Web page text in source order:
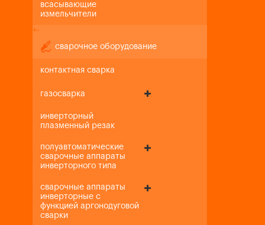
всасывающие
измельчители
+-
сварочное оборудование
контактная сварка
газосварка
инверторный
плазменный резак
полуавтоматические
сварочные аппараты
инверторного типа
сварочные аппараты
инверторные с
функцией аргонодуговой
сварки